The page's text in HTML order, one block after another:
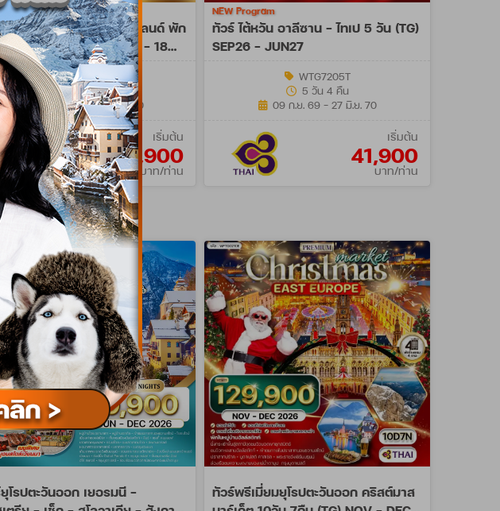
รีเมี่ยมแกรนด์สวิตเซอร์แลนด์ พัก
เซอร์แมท 10 วัน (TG) 09 - 18
27 [SONGKRAN]
Program
WPTG1110SK
10 วัน 7 คืน
09 เม.ย. 70 - 18 เม.ย. 70
เริ่มต้น
189,900
บาท/ท่าน
ทัวร์ ไต้หวัน อาลีซาน - ไทเป 5 วัน (TG)
SEP26 - JUN27
NEW Program
WTG7205T
5 วัน 4 คืน
09 ก.ย. 69 - 27 มิ.ย. 70
เริ่มต้น
41,900
บาท/ท่าน
โรปตะวันออก เยอรมนี -
ทัวร์พรีเมี่ยมยุโรปตะวันออก คริสต์มาส